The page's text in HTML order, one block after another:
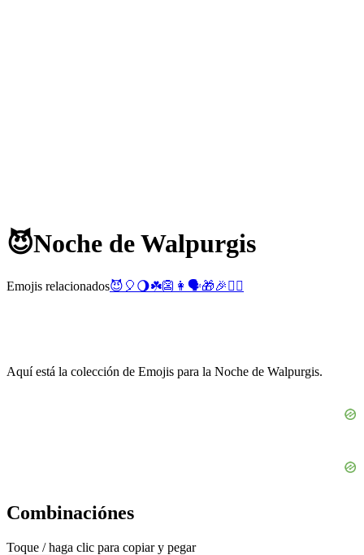
😈Noche de Walpurgis
Emojis relacionados😈 🎈 🌖☘️👺 👩 🗣️🎁🎉 🧚‍♀️
Aquí está la colección de Emojis para la Noche de Walpurgis.
Combinaciónes
Toque / haga clic para copiar y pegar